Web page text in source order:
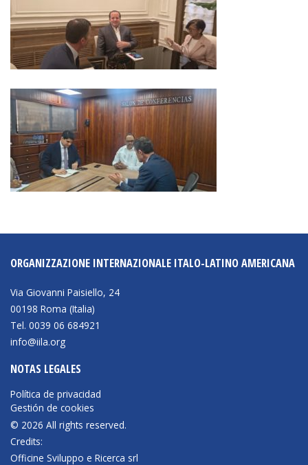
ORGANIZZAZIONE INTERNAZIONALE ITALO-LATINO AMERICANA
Via Giovanni Paisiello, 24
00198 Roma (Italia)
Tel. 0039 06 684921
info@iila.org
NOTAS LEGALES
Política de privacidad
Gestión de cookies
© 2026 All rights reserved.
Credits:
Officine Sviluppo e Ricerca srl